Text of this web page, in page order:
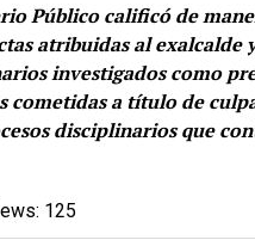
Público calificó de
atribuidas al exalcalde
investigados como
cometidas a título de
disciplinarios que
125